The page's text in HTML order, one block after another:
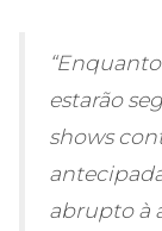
estarão
shows
abrupto à